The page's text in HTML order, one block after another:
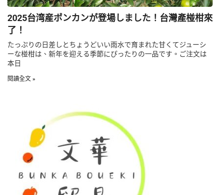
2025台湾産ポンカンが登場しました！台灣產椪柑來
了！
たっぷりの日差しとちょうどいい雨水で育まれた甘くてジューシ
ーな椪柑は、新年を迎える季節にぴったりの一品です。ご注文は
本日
閱讀全文 »